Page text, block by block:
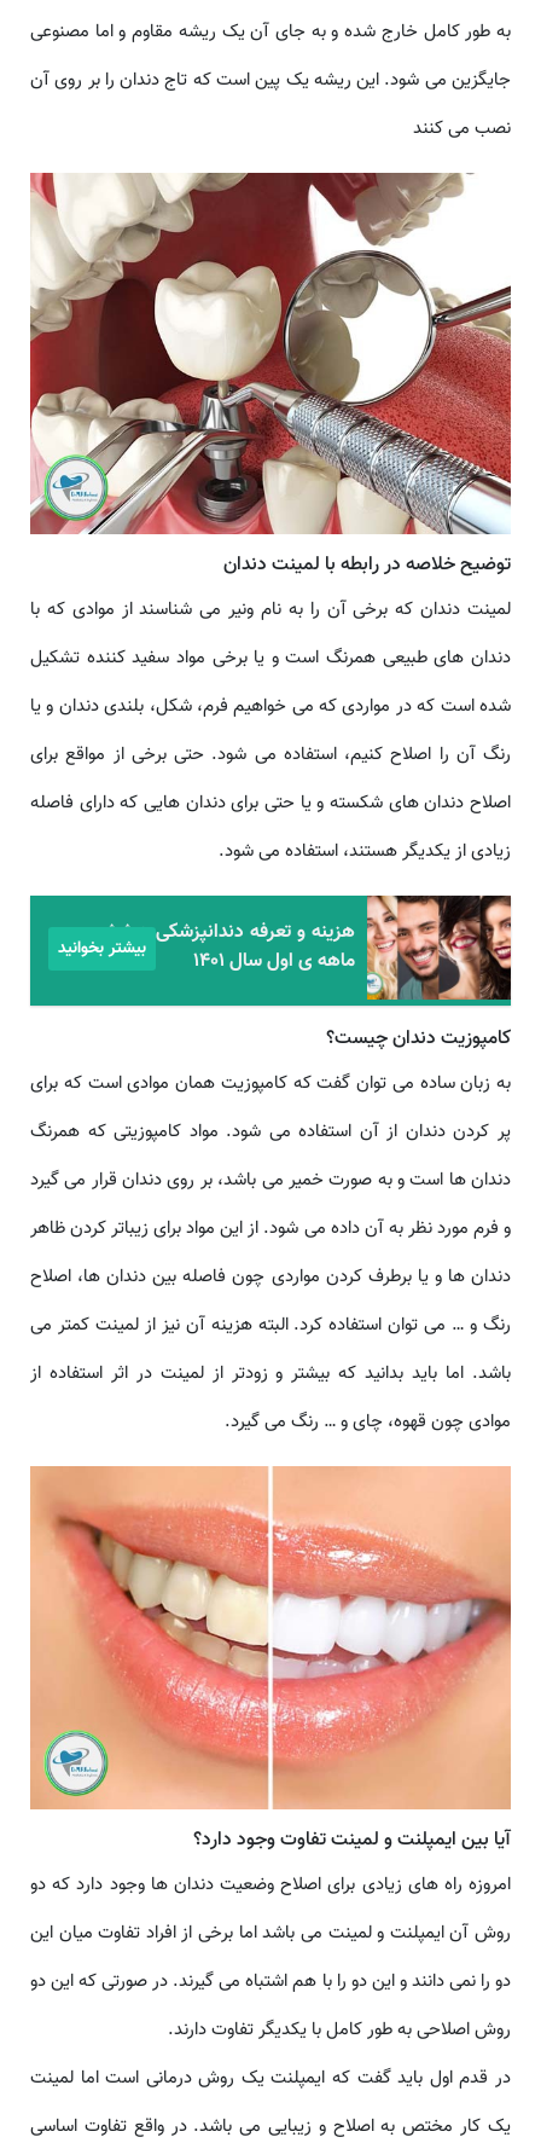
به طور کامل خارج شده و به جای آن یک ریشه مقاوم و اما مصنوعی
جایگزین می شود. این ریشه یک پین است که تاج دندان را بر روی آن
نصب می کنند
توضیح خلاصه در رابطه با لمینت دندان
لمینت دندان که برخی آن را به نام ونیر می شناسند از موادی که با
دندان های طبیعی همرنگ است و یا برخی مواد سفید کننده تشکیل
شده است که در مواردی که می خواهیم فرم، شکل، بلندی دندان و یا
رنگ آن را اصلاح کنیم، استفاده می شود. حتی برخی از مواقع برای
اصلاح دندان های شکسته و یا حتی برای دندان هایی که دارای فاصله
زیادی از یکدیگر هستند، استفاده می شود.
هزینه و تعرفه دندانپزشکی درشش
ماهه ی اول سال 1401
بیشتر بخوانید
کامپوزیت دندان چیست؟
به زبان ساده می توان گفت که کامپوزیت همان موادی است که برای
پر کردن دندان از آن استفاده می شود. مواد کامپوزیتی که همرنگ
دندان ها است و به صورت خمیر می باشد، بر روی دندان قرار می گیرد
و فرم مورد نظر به آن داده می شود. از این مواد برای زیباتر کردن ظاهر
دندان ها و یا برطرف کردن مواردی چون فاصله بین دندان ها، اصلاح
رنگ و … می توان استفاده کرد. البته هزینه آن نیز از لمینت کمتر می
باشد. اما باید بدانید که بیشتر و زودتر از لمینت در اثر استفاده از
موادی چون قهوه، چای و … رنگ می گیرد.
آیا بین ایمپلنت و لمینت تفاوت وجود دارد؟
امروزه راه های زیادی برای اصلاح وضعیت دندان ها وجود دارد که دو
روش آن ایمپلنت و لمینت می باشد اما برخی از افراد تفاوت میان این
دو را نمی دانند و این دو را با هم اشتباه می گیرند. در صورتی که این دو
روش اصلاحی به طور کامل با یکدیگر تفاوت دارند.
در قدم اول باید گفت که ایمپلنت یک روش درمانی است اما لمینت
یک کار مختص به اصلاح و زیبایی می باشد. در واقع تفاوت اساسی